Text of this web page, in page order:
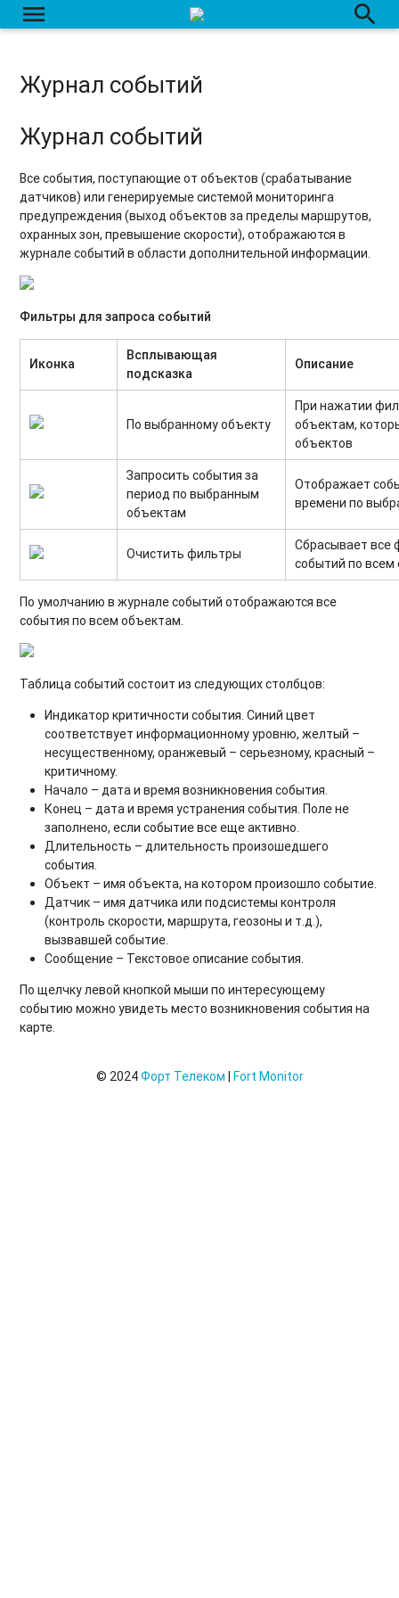
menu search
Журнал событий
Журнал событий
Все события, поступающие от объектов (срабатывание
датчиков) или генерируемые системой мониторинга
предупреждения (выход объектов за пределы маршрутов,
охранных зон, превышение скорости), отображаются в
журнале событий в области дополнительной информации.
Фильтры для запроса событий
Иконка
Всплывающая
подсказка
Описание
По выбранному объекту
При нажатии
объектам,
объектов
Запросить события за
период по выбранным
объектам
Отображает
времени по
Очистить фильтры
Сбрасывает все
событий по
По умолчанию в журнале событий отображаются все
события по всем объектам.
Таблица событий состоит из следующих столбцов:
Индикатор критичности события. Синий цвет
соответствует информационному уровню, желтый –
несущественному, оранжевый – серьезному, красный –
критичному.
Начало – дата и время возникновения события.
Конец – дата и время устранения события. Поле не
заполнено, если событие все еще активно.
Длительность – длительность произошедшего
события.
Объект – имя объекта, на котором произошло событие.
Датчик – имя датчика или подсистемы контроля
(контроль скорости, маршрута, геозоны и т.д.),
вызвавшей событие.
Сообщение – Текстовое описание события.
По щелчку левой кнопкой мыши по интересующему
событию можно увидеть место возникновения события на
карте.
© 2024Форт Телеком | Fort Monitor